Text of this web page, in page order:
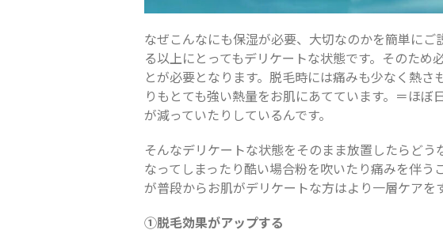
なぜこんなにも保湿が必要、大切なのかを簡単に
る以上にとってもデリケートな状態です。そのた
とが必要となります。脱毛時には痛みも少なく熱
りもとても強い熱量をお肌にあてています。＝ほ
が減っていたりしているんです。
そんなデリケートな状態をそのまま放置したらど
なってしまったり酷い場合粉を吹いたり痛みを伴
が普段からお肌がデリケートな方はより一層ケアを
①脱毛効果がアップする